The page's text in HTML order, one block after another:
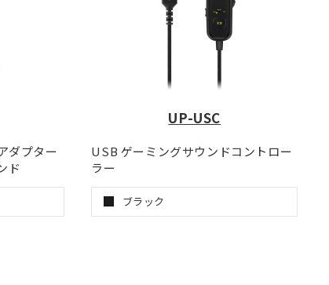
ダプター
ド
UP-USC
USB ゲーミングサウンドコントロー
ラー
ブラック